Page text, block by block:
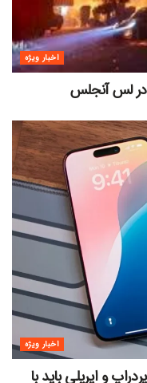
اخبار ویژه
در لس آنجلس
اخبار ویژه
و ایرپلی باید با